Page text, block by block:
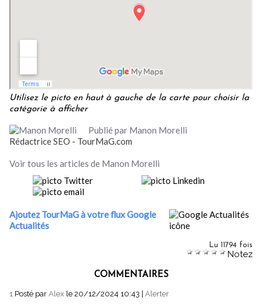
Utilisez le picto en haut à gauche de la carte pour choisir la
catégorie à afficher
Publié par Manon Morelli
Rédactrice SEO - TourMaG.com
Voir tous les articles de Manon Morelli
Ajoutez TourMaG à votre flux Google
Actualités
Lu 11794 fois
Notez
COMMENTAIRES
1.Posté par Alex le 20/12/2024 10:43
Alerter